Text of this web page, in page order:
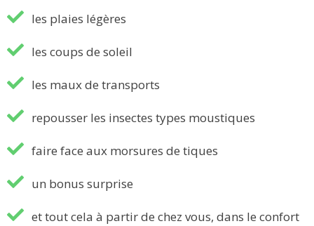
les plaies légères
les coups de soleil
les maux de transports
repousser les insectes types moustiques
faire face aux morsures de tiques
un bonus surprise
et tout cela à partir de chez vous, dans le confort